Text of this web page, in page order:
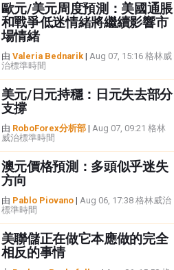
歐元/美元周度預測：美國通脹
和戰爭低迷情緒將繼續影響市
場情緒
由 Valeria Bednarik| Aug 07, 15:16 格林威
治標準時間
美元/日元持穩：日元失去部分
支撐
由 RoboForex分析部| Aug 07, 09:21 格林
威治標準時間
澳元價格預測：多頭似乎迷失
方向
由 Pablo Piovano| Aug 06, 17:38 格林威治
標準時間
美聯儲正在做它本應做的完全
相反的事情